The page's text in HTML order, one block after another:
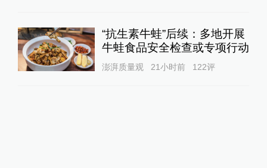
“抗生素牛蛙”后续：多地开展
牛蛙食品安全检查或专项行动
澎湃质量观 21小时前 122评